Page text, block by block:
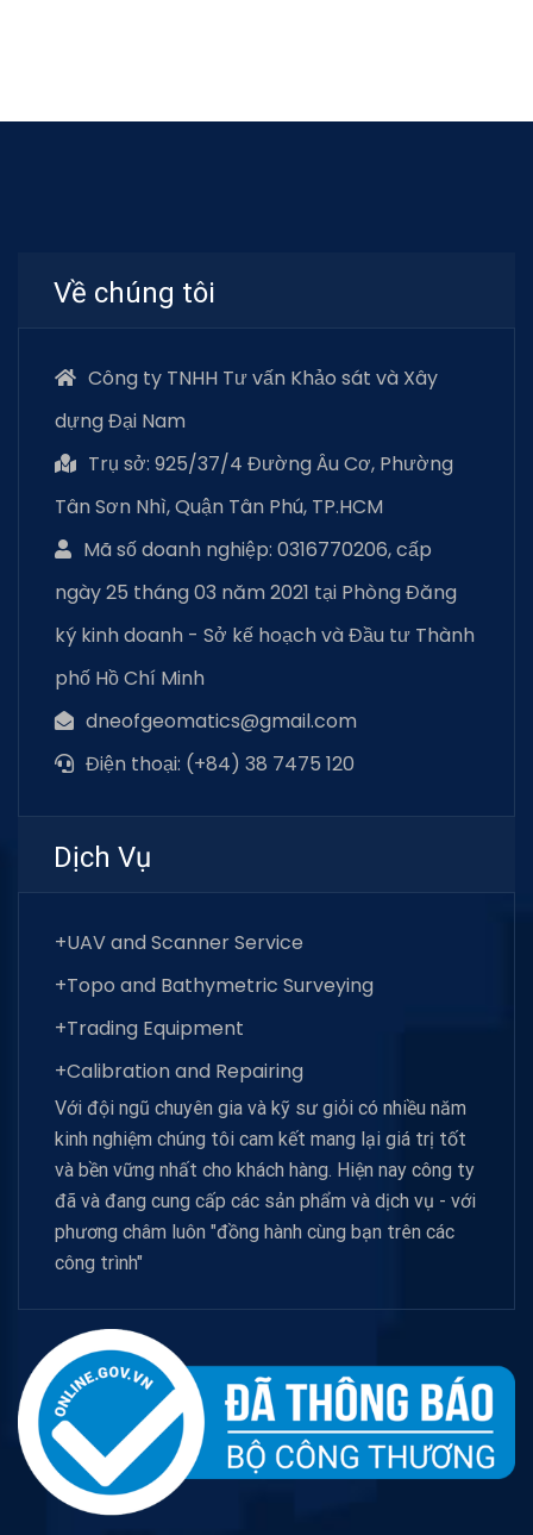
Về chúng tôi
Công ty TNHH Tư vấn Khảo sát và Xây
dựng Đại Nam
Trụ sở: 925/37/4 Đường Âu Cơ, Phường
Tân Sơn Nhì, Quận Tân Phú, TP.HCM
Mã số doanh nghiệp: 0316770206, cấp
ngày 25 tháng 03 năm 2021 tại Phòng Đăng
ký kinh doanh - Sở kế hoạch và Đầu tư Thành
phố Hồ Chí Minh
dneofgeomatics@gmail.com
Điện thoại: (+84) 38 7475 120
Dịch Vụ
+UAV and Scanner Service
+Topo and Bathymetric Surveying
+Trading Equipment
+Calibration and Repairing
Với đội ngũ chuyên gia và kỹ sư giỏi có nhiều năm
kinh nghiệm chúng tôi cam kết mang lại giá trị tốt
và bền vững nhất cho khách hàng. Hiện nay công ty
đã và đang cung cấp các sản phẩm và dịch vụ - với
phương châm luôn "đồng hành cùng bạn trên các
công trình"